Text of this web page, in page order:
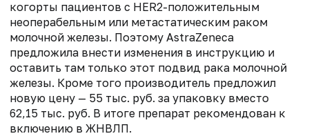
когорты пациентов с HER2-положительным
неоперабельным или метастатическим раком
молочной железы. Поэтому AstraZeneca
предложила внести изменения в инструкцию и
оставить там только этот подвид рака молочной
железы. Кроме того производитель предложил
новую цену — 55 тыс. руб. за упаковку вместо
62,15 тыс. руб. В итоге препарат рекомендован к
включению в ЖНВЛП.